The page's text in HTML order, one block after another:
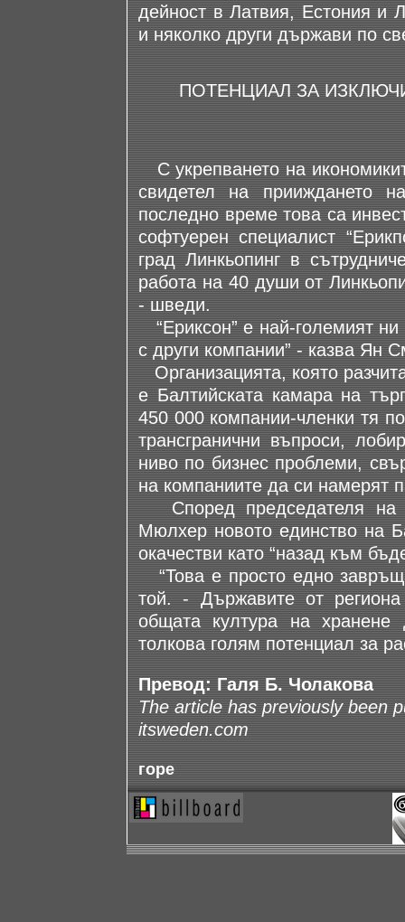
дейност в Латвия, Естония и
и няколко други държави по
ПОТЕНЦИАЛ ЗА
С укрепването на
свидетел на прииждането
последно време това са
софтуерен специалист
град Линкьопинг в
работа на 40 души от
- шведи.
“Ериксон” е най-големият ни
с други компании” - казва Ян
Организацията, която
е Балтийската камара на
450 000 компании-членки тя
трансгранични въпроси,
ниво по бизнес проблеми,
на компаниите да си намерят
Според председателя на
Мюлхер новото единство на
окачестви като “назад към
“Това е просто едно
той. - Държавите от
общата култура на
толкова голям потенциал за
Превод: Галя Б. Чолакова
The article has previously been
itsweden.com
горе